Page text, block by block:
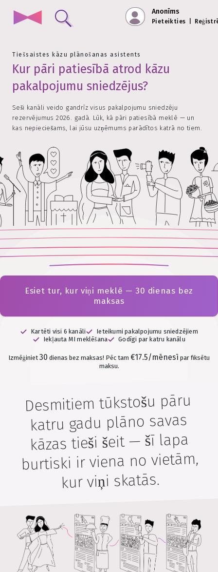
Anonīms
Pieteikties
Tiešsaistes kāzu plānošanas asistents
Kur pāri patiesībā atrod kāzu
pakalpojumu sniedzējus?
Seši kanāli veido gandrīz visus pakalpojumu sniedzēju
rezervējumus 2026. gadā. Lūk, kā pāri patiesībā meklē — un
kas nepieciešams, lai jūsu uzņēmums parādītos katrā no tiem.
Esiet tur, kur viņi meklē — 30 dienas bez
maksas
Kartēti visi 6 kanāli
Ieteikumi pakalpojumu sniedzējiem
Iekļauta MI meklēšana
Godīgi par katru kanālu
Izmēģiniet 30 dienas bez maksas! Pēc tam €17.5/mēnesī par fiksētu
maksu.
Desmitiem tūkstošu pāru
katru gadu plāno savas
kāzas tieši šeit — šī lapa
burtiski ir viena no vietām,
kur viņi skatās.